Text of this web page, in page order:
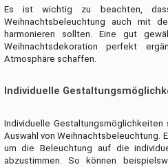
Es ist wichtig zu beachten,
Weihnachtsbeleuchtung auch mit
harmonieren sollten. Eine gut
Weihnachtsdekoration perfekt
Atmosphäre schaffen.
Individuelle
Individuelle
Auswahl von Weihnachtsbeleuchtung.
um die Beleuchtung auf die
abzustimmen. So können